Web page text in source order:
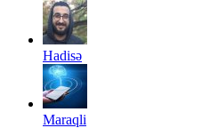
Hadisə
Maraqli